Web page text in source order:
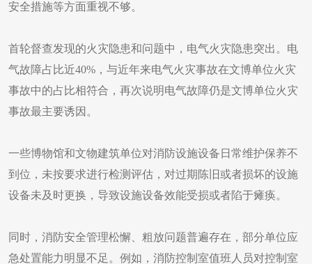
安全措施等方面重视不够。
首轮督查发现的火灾隐患和问题中，电气火灾隐患突出。电
气故障占比近40%，与近年来电气火灾事故在文博单位火灾
事故中的占比相符合，再次说明电气故障仍是文博单位火灾
事故最主要诱因。
一些博物馆和文物建筑单位对消防设施设备日常维护保养不
到位，未按要求进行检测评估，对过期陈旧或者损坏的设施
设备未及时更换，导致设施设备效能受损或者陷于瘫痪。
同时，消防安全管理松懈、粗放问题普遍存在，部分单位应
急处置能力明显不足。例如，消防控制室值班人员对控制室